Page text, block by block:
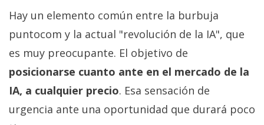
Hay un elemento común entre la burbuja
puntocom y la actual "revolución de la IA", que
es muy preocupante. El objetivo de
posicionarse cuanto ante en el mercado de la
IA, a cualquier precio. Esa sensación de
urgencia ante una oportunidad que durará poco